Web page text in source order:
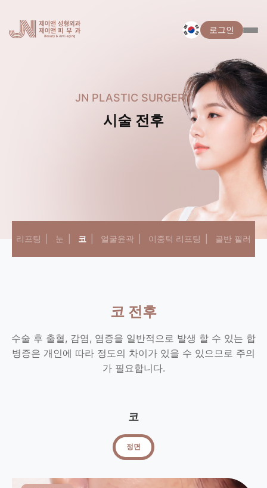
로그인
JN PLASTIC SURGERY
시술 전후
리프팅 눈 코 얼굴윤곽 이중턱 리프팅 골반 필러
코 전후
수술 후 출혈, 감염, 염증을 일반적으로 발생 할 수 있는 합
병증은 개인에 따라 정도의 차이가 있을 수 있으므로 주의
가 필요합니다.
코
정면